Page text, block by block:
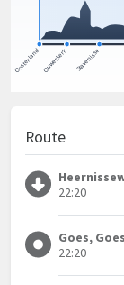
Route
22:20
Goes, Goes
22:20